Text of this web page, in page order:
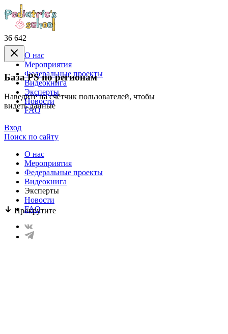
36 642
База PS по регионам
Наведите на счётчик пользователей, чтобы
видеть данные
Прокрутите
О нас
Mероприятия
Федеральные проекты
Видеокнига
Эксперты
Новости
FAQ
Вход
Поиск по сайту
О нас
Mероприятия
Федеральные проекты
Видеокнига
Эксперты
Новости
FAQ